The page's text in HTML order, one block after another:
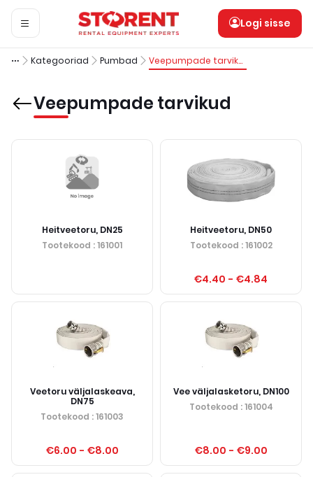
Logi sisse
Kategooriad Pumbad Veepumpade tarvikud
Veepumpade tarvikud
Heitveetoru, DN25
Tootekood : 161001
Heitveetoru, DN50
Tootekood : 161002
€4.40 - €4.84
Veetoru väljalaskeava,
DN75
Tootekood : 161003
€6.00 - €8.00
Vee väljalasketoru, DN100
Tootekood : 161004
€8.00 - €9.00